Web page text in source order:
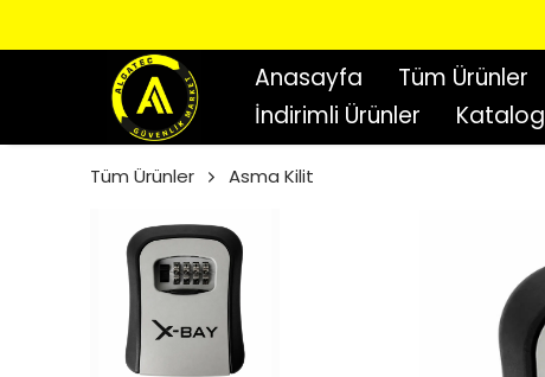
Anasayfa Tüm Ürünler
İndirimli Ürünler
Katalog
Tüm Ürünler Asma Kilit